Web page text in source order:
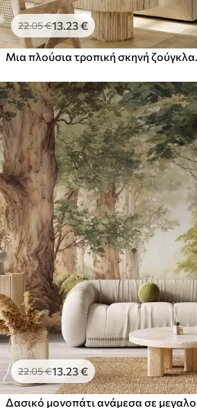
22.05€13 .23€
22.05€13 .23€